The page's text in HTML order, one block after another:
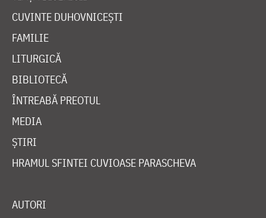
CUVINTE DUHOVNICEȘTI
FAMILIE
LITURGICĂ
BIBLIOTECĂ
ÎNTREABĂ PREOTUL
MEDIA
ȘTIRI
HRAMUL SFINTEI CUVIOASE PARASCHEVA
AUTORI